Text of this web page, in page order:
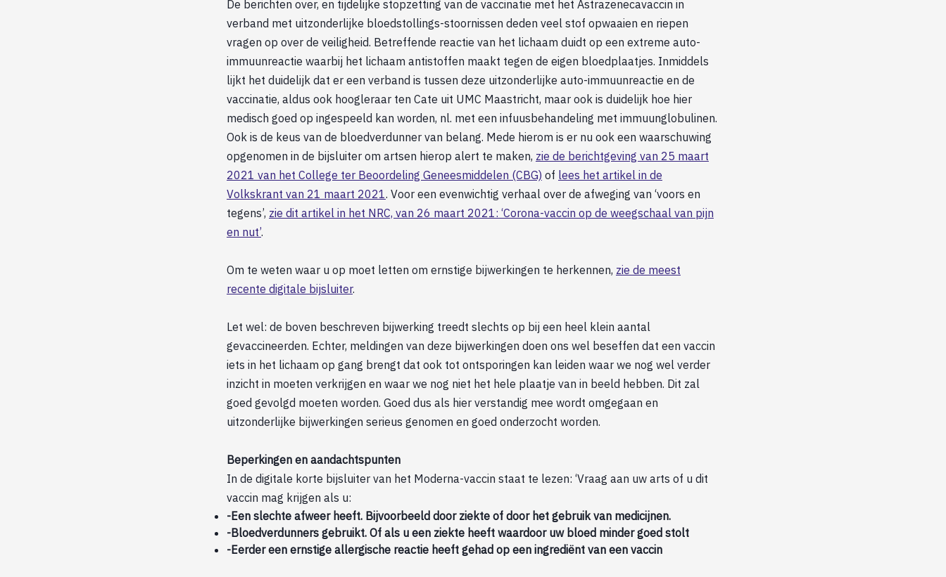
De berichten over, en tijdelijke stopzetting van de vaccinatie met het Astrazenecavaccin in
verband met uitzonderlijke bloedstollings-stoornissen deden veel stof opwaaien en riepen
vragen op over de veiligheid. Betreffende reactie van het lichaam duidt op een extreme auto-
immuunreactie waarbij het lichaam antistoffen maakt tegen de eigen bloedplaatjes. Inmiddels
lijkt het duidelijk dat er een verband is tussen deze uitzonderlijke auto-immuunreactie en de
vaccinatie, aldus ook hoogleraar ten Cate uit UMC Maastricht, maar ook is duidelijk hoe hier
medisch goed op ingespeeld kan worden, nl. met een infuusbehandeling met immuunglobulinen.
Ook is de keus van de bloedverdunner van belang. Mede hierom is er nu ook een waarschuwing
opgenomen in de bijsluiter om artsen hierop alert te maken, zie de berichtgeving van 25 maart
2021 van het College ter Beoordeling Geneesmiddelen (CBG) of lees het artikel in de
Volkskrant van 21 maart 2021. Voor een evenwichtig verhaal over de afweging van ‘voors en
tegens’, zie dit artikel in het NRC, van 26 maart 2021: ‘Corona-vaccin op de weegschaal van pijn
en nut’.
Om te weten waar u op moet letten om ernstige bijwerkingen te herkennen, zie de meest
recente digitale bijsluiter.
Let wel: de boven beschreven bijwerking treedt slechts op bij een heel klein aantal
gevaccineerden. Echter, meldingen van deze bijwerkingen doen ons wel beseffen dat een vaccin
iets in het lichaam op gang brengt dat ook tot ontsporingen kan leiden waar we nog wel verder
inzicht in moeten verkrijgen en waar we nog niet het hele plaatje van in beeld hebben. Dit zal
goed gevolgd moeten worden. Goed dus als hier verstandig mee wordt omgegaan en
uitzonderlijke bijwerkingen serieus genomen en goed onderzocht worden.
Beperkingen en aandachtspunten
In de digitale korte bijsluiter van het Moderna-vaccin staat te lezen: ‘Vraag aan uw arts of u dit
vaccin mag krijgen als u:
-Een slechte afweer heeft. Bijvoorbeeld door ziekte of door het gebruik van medicijnen.
-Bloedverdunners gebruikt. Of als u een ziekte heeft waardoor uw bloed minder goed stolt
-Eerder een ernstige allergische reactie heeft gehad op een ingrediënt van een vaccin